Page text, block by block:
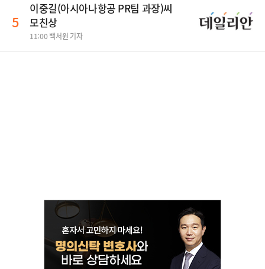
5
이중길(아시아나항공 PR팀 과장)씨
모친상
11:00 백서원 기자